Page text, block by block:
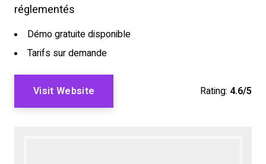
réglementés
Démo gratuite disponible
Tarifs sur demande
Visit Website Rating: 4.6/5